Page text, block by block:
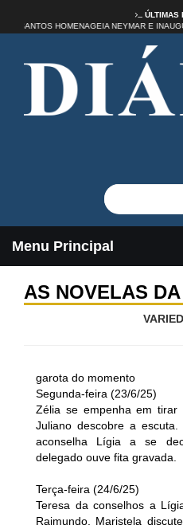
ÚLTIMAS
SANTOS HOMENAGEIA NEYMAR
Menu Principal
AS NOVELAS
garota do momento
Segunda-feira (23/6/25)
Zélia se empenha em tirar
Juliano descobre a
aconselha Lígia a se
delegado ouve fita gravada.
Terça-feira (24/6/25)
Teresa da conselhos a
Raimundo. Maristela